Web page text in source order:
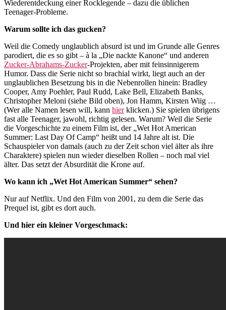
Wiederentdeckung einer Rocklegende – dazu die üblichen
Teenager-Probleme.
Warum sollte ich das gucken?
Weil die Comedy unglaublich absurd ist und im Grunde alle Genres
parodiert, die es so gibt – à la „Die nackte Kanone“ und anderen
Zucker-Abrahams-Zucker-Projekten, aber mit feinsinnigerem
Humor. Dass die Serie nicht so brachial wirkt, liegt auch an der
unglaublichen Besetzung bis in die Nebenrollen hinein: Bradley
Cooper, Amy Poehler, Paul Rudd, Lake Bell, Elizabeth Banks,
Christopher Meloni (siehe Bild oben), Jon Hamm, Kirsten Wiig …
(Wer alle Namen lesen will, kann hierklicken.) Sie spielen übrigens
fast alle Teenager, jawohl, richtig gelesen. Warum? Weil die Serie
die Vorgeschichte zu einem Film ist, der „Wet Hot American
Summer: Last Day Of Camp“ heißt und 14 Jahre alt ist. Die
Schauspieler von damals (auch zu der Zeit schon viel älter als ihre
Charaktere) spielen nun wieder dieselben Rollen – noch mal viel
älter. Das setzt der Absurdität die Krone auf.
Wo kann ich „Wet Hot American Summer“ sehen?
Nur auf Netflix. Und den Film von 2001, zu dem die Serie das
Prequel ist, gibt es dort auch.
Und hier ein kleiner Vorgeschmack: